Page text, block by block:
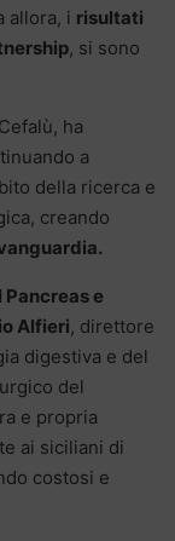
allora, i risultati
, si sono
ha
a
della ricerca e
creando
e
Alfieri, direttore
digestiva e del
del
e propria
ai siciliani di
costosi e